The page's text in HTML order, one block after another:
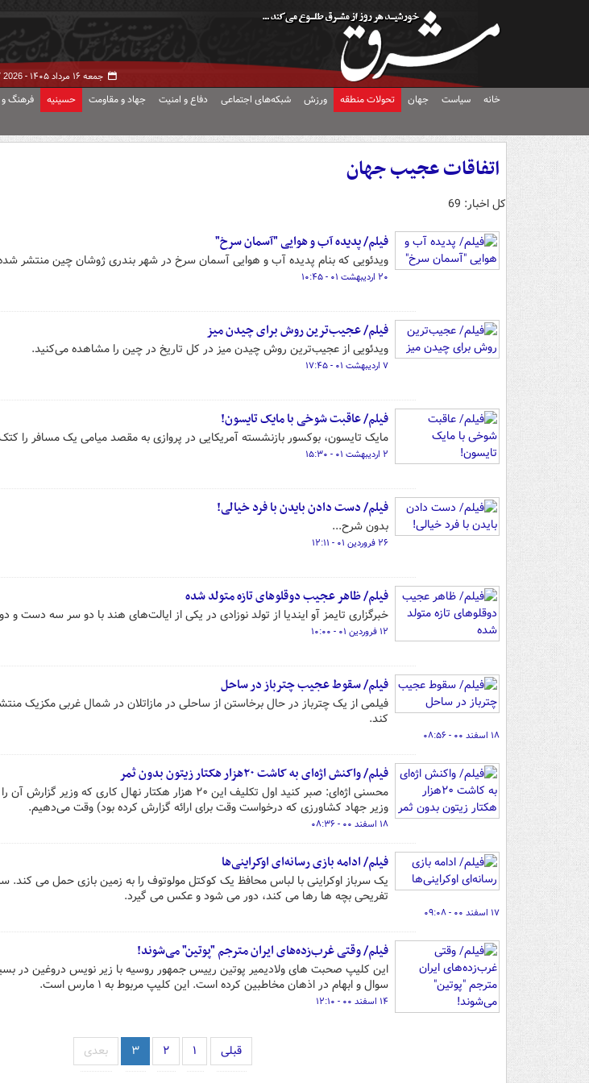
جمعه ۱۶ مرداد ۱۴۰۵ - 2026
خانه سیاست جهان تحولات منطقه ورزش شبکه‌های اجتماعی دفاع و امنیت جهاد و مقاومت حسینیه فرهنگ
اتفاقات عجیب جهان
کل اخبار: 69
فیلم/ پدیده آب و هوایی "آسمان سرخ"
ویدئویی که بنام پدیده آب و هوایی آسمان سرخ در شهر بندری ژوشان چین منتشر
۲۰ اردیبهشت ۰۱ - ۱۰:۴۵
فیلم/ عجیب‌ترین روش برای چیدن میز
ویدئویی از عجیب‌ترین روش چیدن میز در کل تاریخ در چین را مشاهده می‌کنید.
۷ اردیبهشت ۰۱ - ۱۷:۴۵
فیلم/ عاقبت شوخی با مایک تایسون!
مایک تایسون، بوکسور بازنشسته آمریکایی در پروازی به مقصد میامی یک مسافر را
۲ اردیبهشت ۰۱ - ۱۵:۳۰
فیلم/ دست دادن بایدن با فرد خیالی!
بدون شرح...
۲۶ فروردین ۰۱ - ۱۲:۱۱
فیلم/ ظاهر عجیب دوقلوهای تازه متولد شده
خبرگزاری تایمز آو ایندیا از تولد نوزادی در یکی از ایالت‌های هند با دو سر سه دست
۱۲ فروردین ۰۱ - ۱۰:۰۰
فیلم/ سقوط عجیب چترباز در ساحل
فیلمی از یک چترباز در حال برخاستن از ساحلی در مازاتلان در شمال غربی مکزیک
کند.
۱۸ اسفند ۰۰ - ۰۸:۵۶
فیلم/ واکنش اژه‌ای به کاشت ۲۰هزار هکتار زیتون بدون ثمر
محسنی اژه‌ای: صبر کنید اول تکلیف این ۲۰ هزار هکتار نهال
وزیر جهاد کشاورزی که درخواست وقت برای ارائه گزارش کرده بود) وقت می‌دهیم.
۱۸ اسفند ۰۰ - ۰۸:۳۶
فیلم/ ادامه بازی رسانه‌ای اوکراینی‌ها
یک سرباز اوکراینی با لباس محافظ یک کوکتل مولوتوف را به زمین بازی حمل می
تفریحی بچه ها رها می کند، دور می شود و عکس می گیرد.
۱۷ اسفند ۰۰ - ۰۹:۰۸
فیلم/ وقتی غرب‌زده‌های ایران مترجم "پوتین" می‌شوند!
‏این کلیپ صحبت های ولادیمیر پوتین رییس جمهور روسیه با زیر نویس دروغین در
سوال و ابهام در اذهان مخاطبین کرده است. این کلیپ مربوط به ۱ مارس است.
۱۴ اسفند ۰۰ - ۱۲:۱۰
قبلی ۱ ۲ ۳ بعدی